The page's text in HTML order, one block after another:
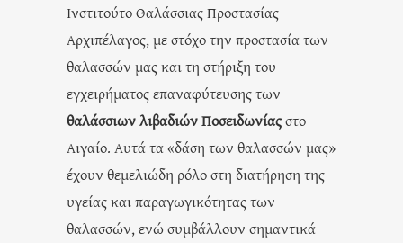
Ινστιτούτο Θαλάσσιας Προστασίας
Αρχιπέλαγος, με στόχο την προστασία των
θαλασσών μας και τη στήριξη του
εγχειρήματος επαναφύτευσης των
θαλάσσιων λιβαδιών Ποσειδωνίαςστο
Αιγαίο. Αυτά τα «δάση των θαλασσών μας»
έχουν θεμελιώδη ρόλο στη διατήρηση της
υγείας και παραγωγικότητας των
θαλασσών, ενώ συμβάλλουν σημαντικά